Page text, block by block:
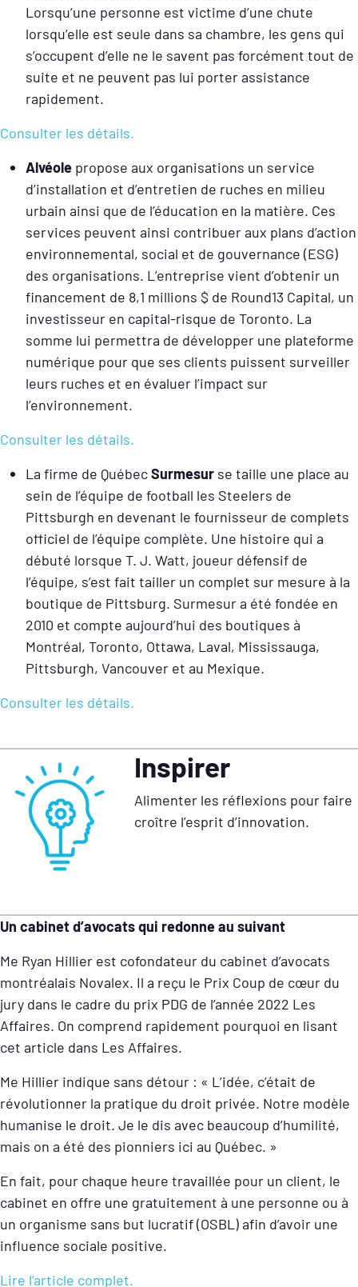
Lorsqu’une personne est victime d’une chute
lorsqu’elle est seule dans sa chambre, les gens qui
s’occupent d’elle ne le savent pas forcément tout de
suite et ne peuvent pas lui porter assistance
rapidement.
Consulter les détails.
Alvéole propose aux organisations un service
d’installation et d’entretien de ruches en milieu
urbain ainsi que de l’éducation en la matière. Ces
services peuvent ainsi contribuer aux plans d’action
environnemental, social et de gouvernance (ESG)
des organisations. L’entreprise vient d’obtenir un
financement de 8,1 millions $ de Round13 Capital, un
investisseur en capital-risque de Toronto. La
somme lui permettra de développer une plateforme
numérique pour que ses clients puissent surveiller
leurs ruches et en évaluer l’impact sur
l’environnement.
Consulter les détails.
La firme de QuébecSurmesur se taille une place au
sein de l’équipe de football les Steelers de
Pittsburgh en devenant le fournisseur de complets
officiel de l’équipe complète. Une histoire qui a
débuté lorsque T. J. Watt, joueur défensif de
l’équipe, s’est fait tailler un complet sur mesure à la
boutique de Pittsburg. Surmesur a été fondée en
2010 et compte aujourd’hui des boutiques à
Montréal, Toronto, Ottawa, Laval, Mississauga,
Pittsburgh, Vancouver et au Mexique.
Consulter les détails.
Inspirer
Alimenter les réflexions pour faire
croître l’esprit d’innovation.
Un cabinet d’avocats qui redonne au suivant
Me Ryan Hillier est cofondateur du cabinet d’avocats
montréalais Novalex. Il a reçu le Prix Coup de cœur du
jury dans le cadre du prix PDG de l’année 2022 Les
Affaires. On comprend rapidement pourquoi en lisant
cet article dans Les Affaires.
Me Hillier indique sans détour : « L’idée, c’était de
révolutionner la pratique du droit privée. Notre modèle
humanise le droit. Je le dis avec beaucoup d’humilité,
mais on a été des pionniers ici au Québec. »
En fait, pour chaque heure travaillée pour un client, le
cabinet en offre une gratuitement à une personne ou à
un organisme sans but lucratif (OSBL) afin d’avoir une
influence sociale positive.
Lire l’article complet.